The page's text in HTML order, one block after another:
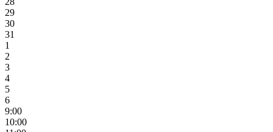
29
30
31
1
2
3
4
5
6
9:00
10:00